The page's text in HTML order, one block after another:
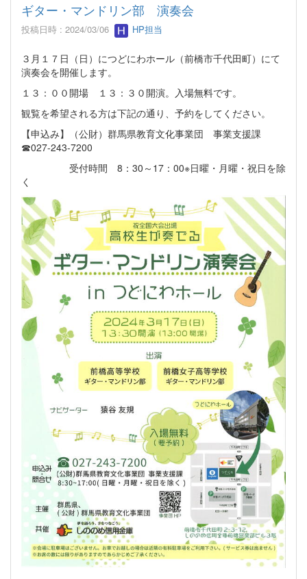
ギター・マンドリン部 演奏会
投稿日時 : 2024/03/06 HP担当
３月１７日（日）につどにわホール（前橋市千代田町）にて
演奏会を開催します。
１３：００開場 １３：３０開演。入場無料です。
観覧を希望される方は下記の通り、予約をしてください。
【申込み】（公財）群馬県教育文化事業団 事業支援課
☎027-243-7200
受付時間 8：30～17：00※日曜・月曜・祝日を除
く